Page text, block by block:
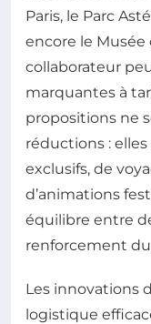
Paris, le Parc
encore le Musée
collaborateur
marquantes à
propositions ne
réductions :
exclusifs, de
d’animations
équilibre entre
renforcement du
Les innovations
logistique